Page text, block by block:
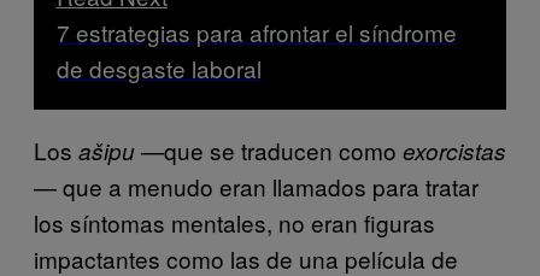
7 estrategias para afrontar el síndrome
de desgaste laboral
Los ašipu—que se traducen como exorcistas
— que a menudo eran llamados para tratar
los síntomas mentales, no eran figuras
impactantes como las de una película de